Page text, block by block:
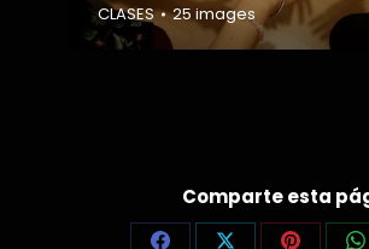
CLASES 25 images
Comparte esta